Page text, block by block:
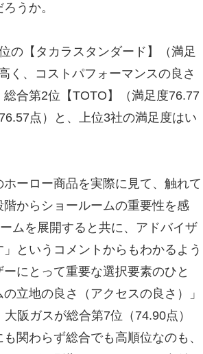
うか。
の【タカラスタンダード】（満足
く、コストパフォーマンスの良さ
合第2位【TOTO】（満足度76.77
点）と、上位3社の満足度はい
ーロー商品を実際に見て、触れて
からショールームの重要性を感
ムを展開すると共に、アドバイザ
というコメントからもわかるよう
にとって重要な選択要素のひと
立地の良さ（アクセスの良さ）」
阪ガスが総合第7位（74.90点）
関わらず総合でも高順位なのも、